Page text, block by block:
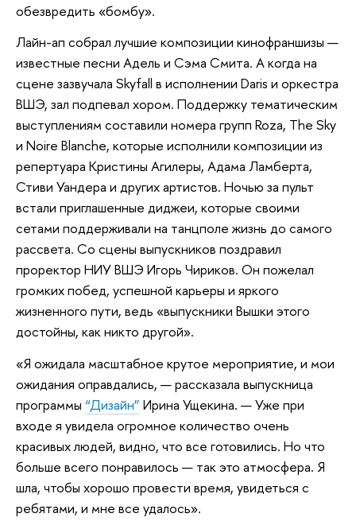
обезвредить «бомбу».
Лайн-ап собрал лучшие композиции кинофраншизы —
известные песни Адель и Сэма Смита. А когда на
сцене зазвучала Skyfall в исполнении Daris и оркестра
ВШЭ, зал подпевал хором. Поддержку тематическим
выступлениям составили номера групп Roza, The Sky
и Noire Blanche, которые исполнили композиции из
репертуара Кристины Агилеры, Адама Ламберта,
Стиви Уандера и других артистов. Ночью за пульт
встали приглашенные диджеи, которые своими
сетами поддерживали на танцполе жизнь до самого
рассвета. Со сцены выпускников поздравил
проректор НИУ ВШЭ Игорь Чириков. Он пожелал
громких побед, успешной карьеры и яркого
жизненного пути, ведь «выпускники Вышки этого
достойны, как никто другой».
«Я ожидала масштабное крутое мероприятие, и мои
ожидания оправдались, — рассказала выпускница
программы “Дизайн” Ирина Ущекина. — Уже при
входе я увидела огромное количество очень
красивых людей, видно, что все готовились. Но что
больше всего понравилось — так это атмосфера. Я
шла, чтобы хорошо провести время, увидеться с
ребятами, и мне все удалось».